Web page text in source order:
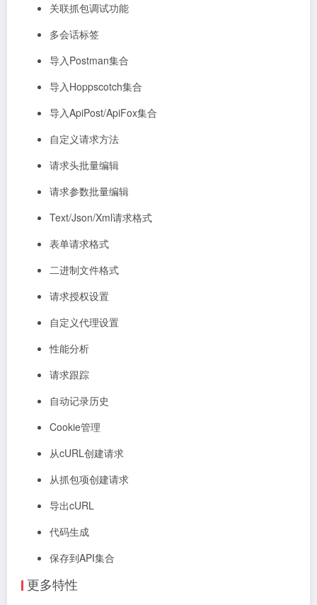
关联抓包调试功能
多会话标签
导入Postman集合
导入Hoppscotch集合
导入ApiPost/ApiFox集合
自定义请求方法
请求头批量编辑
请求参数批量编辑
Text/Json/Xml请求格式
表单请求格式
二进制文件格式
请求授权设置
自定义代理设置
性能分析
请求跟踪
自动记录历史
Cookie管理
从cURL创建请求
从抓包项创建请求
导出cURL
代码生成
保存到API集合
更多特性